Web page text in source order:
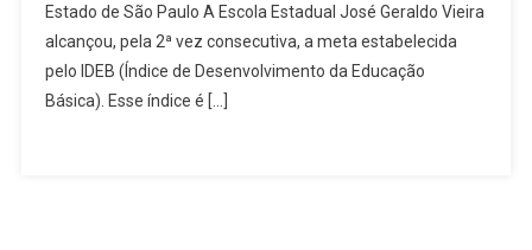
Mostra
Que
É
Possível
Estado de São Paulo A Escola Estadual José Geraldo Vieira
alcançou, pela 2ª vez consecutiva, a meta estabelecida
pelo IDEB (Índice de Desenvolvimento da Educação
Básica). Esse índice é […]